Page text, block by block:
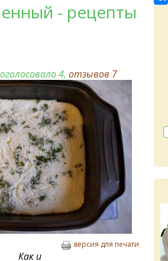
- рецепты
4,отзывов 7
версия для печати
Как и